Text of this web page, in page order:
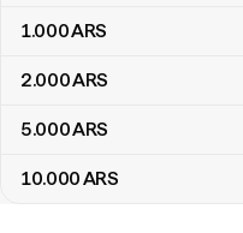
1.000ARS
2.000ARS
5.000ARS
10.000ARS